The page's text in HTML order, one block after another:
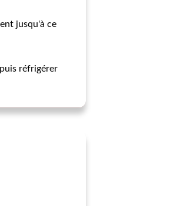
jusqu'à ce
réfrigérer